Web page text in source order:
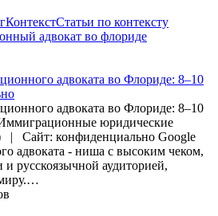
КонтекстСтатьи по контексту
адвоката во Флориде: 8–10
адвоката во Флориде: 8–10
юридические
Сайт: конфиденциально Google
адвоката - ниша с высоким чеком,
русскоязычной аудиторией,